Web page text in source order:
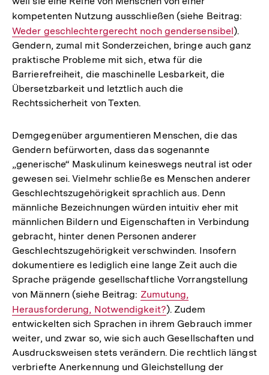
kompetenten Nutzung ausschließen (siehe Beitrag:
Weder geschlechtergerecht noch gendersensibel).
Gendern, zumal mit Sonderzeichen, bringe auch ganz
praktische Probleme mit sich, etwa für die
Barrierefreiheit, die maschinelle Lesbarkeit, die
Übersetzbarkeit und letztlich auch die
Rechtssicherheit von Texten.
Demgegenüber argumentieren Menschen, die das
Gendern befürworten, dass das sogenannte
„generische“ Maskulinum keineswegs neutral ist oder
gewesen sei. Vielmehr schließe es Menschen anderer
Geschlechtszugehörigkeit sprachlich aus. Denn
männliche Bezeichnungen würden intuitiv eher mit
männlichen Bildern und Eigenschaften in Verbindung
gebracht, hinter denen Personen anderer
Geschlechtszugehörigkeit verschwinden. Insofern
dokumentiere es lediglich eine lange Zeit auch die
Sprache prägende gesellschaftliche Vorrangstellung
von Männern (siehe Beitrag: Interner
Link:
Zumutung,
Herausforderung, Notwendigkeit?). Zudem
entwickelten sich Sprachen in ihrem Gebrauch immer
weiter, und zwar so, wie sich auch Gesellschaften und
Ausdrucksweisen stets verändern. Die rechtlich längst
verbriefte Anerkennung und Gleichstellung der